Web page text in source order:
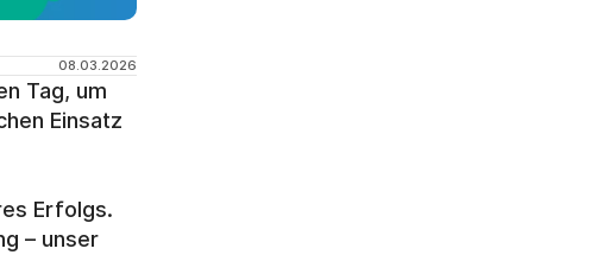
08.03.2026
Tag, um
Einsatz
Erfolgs.
– unser